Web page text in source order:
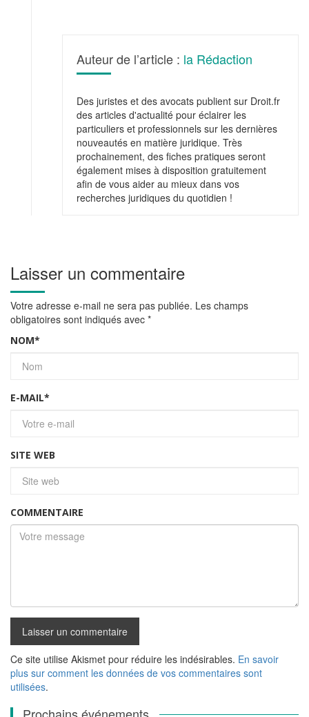
Auteur de l’article : la Rédaction
Des juristes et des avocats publient sur Droit.fr
des articles d'actualité pour éclairer les
particuliers et professionnels sur les dernières
nouveautés en matière juridique. Très
prochainement, des fiches pratiques seront
également mises à disposition gratuitement
afin de vous aider au mieux dans vos
recherches juridiques du quotidien !
Laisser un commentaire
Votre adresse e-mail ne sera pas publiée. Les champs
obligatoires sont indiqués avec *
NOM*
E-MAIL*
SITE WEB
COMMENTAIRE
Ce site utilise Akismet pour réduire les indésirables. En savoir
plus sur comment les données de vos commentaires sont
utilisées.